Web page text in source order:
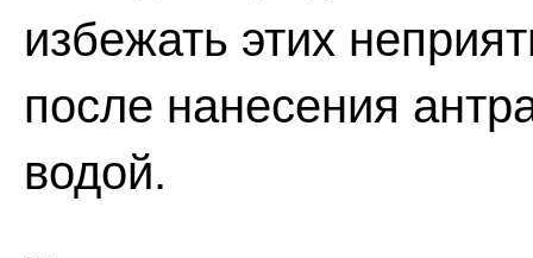
избежать этих
после нанесения
водой.